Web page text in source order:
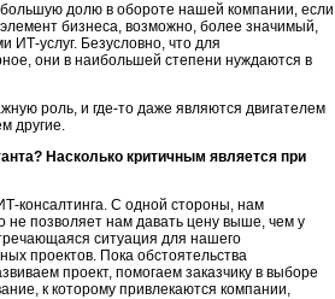
долю в обороте нашей компании, если
бизнеса, возможно, более значимый,
ИТ-услуг. Безусловно, что для
они в наибольшей степени нуждаются в
роль, и где-то даже являются двигателем
другие.
Насколько критичным является при
консалтинга. С одной стороны, нам
не позволяет нам давать цену выше, чем у
ситуация для нашего
проектов. Пока обстоятельства
проект, помогаем заказчику в выборе
к которому привлекаются компании,